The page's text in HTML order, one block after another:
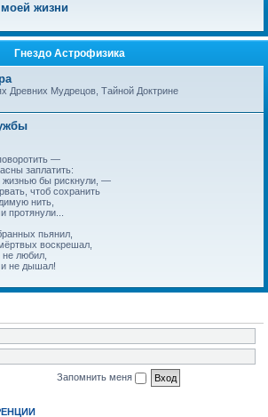
жизни
Гнездо Астрофизика
Древних Мудрецов, Тайной Доктрине
—
заплатить:
бы рискнули, —
чтоб сохранить
нить,
протянули...
пьянил,
воскрешал,
любил,
и не дышал!
Запомнить меня